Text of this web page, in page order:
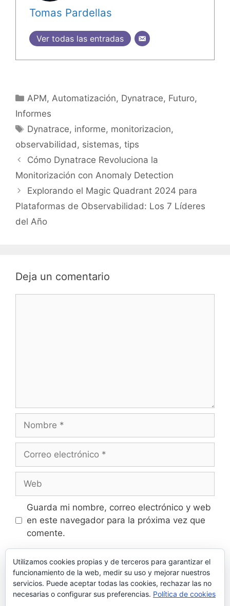
Tomas Pardellas
Ver todas las entradas
Categorías
APM,Automatización, Dynatrace, Futuro,
Informes
Etiquetas
Dynatrace, informe, monitorizacion,
observabilidad, sistemas, tips
Cómo Dynatrace Revoluciona la
Monitorización con Anomaly Detection
Explorando el Magic Quadrant 2024 para
Plataformas de Observabilidad: Los 7 Líderes
del Año
Deja un comentario
Nombre
Correo
Web
Guarda mi nombre, correo electrónico y web
en este navegador para la próxima vez que
comente.
Este sitio usa Akismet para reducir el spam.
Aprende cómo se procesan los datos de tus
Utilizamos cookies propias y de terceros para garantizar el
funcionamiento de la web, medir su uso y mejorar nuestros
servicios. Puede aceptar todas las cookies, rechazar las no
necesarias o configurar sus preferencias. Política de cookies